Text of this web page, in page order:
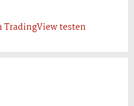
testen